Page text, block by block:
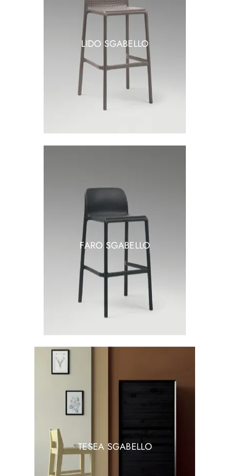
LIDO SGABELLO
FARO SGABELLO
TESEA SGABELLO